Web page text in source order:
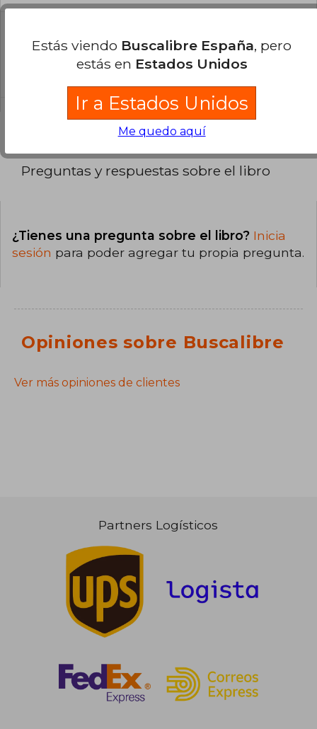
La encuadernación de esta edición es Tapa
Preguntas y respuestas sobre el libro
¿Tienes una pregunta sobre el libro? Inicia
sesión para poder agregar tu propia pregunta.
Opiniones sobre Buscalibre
Ver más opiniones de clientes
Partners Logísticos
Estás viendo Buscalibre España, pero
estás en Estados Unidos
Ir a Estados Unidos
Me quedo aquí